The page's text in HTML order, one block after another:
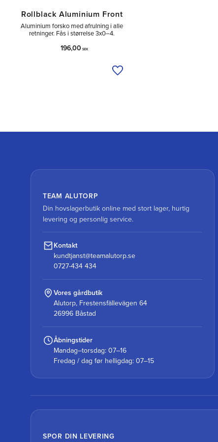
Rollblack Aluminium Front
Aluminium forsko med afrulning i alle
retninger. Fås i størrelse 3x0–4.
196,00 SEK
Tilføj til ønskeliste
TEAM ALUTORP
Din hovslagerbutik online med stort lager, hurtig
levering og personlig service.
Kontakt
kundtjanst@teamalutorp.se
0727-434 434
Vores gårdbutik
Alutorp, Frestensfällevägen 64
26996 Båstad
Åbningstider
Mandag–torsdag: 07–16
Fredag / dag før helligdag: 07–15
SPOR DIN LEVERING